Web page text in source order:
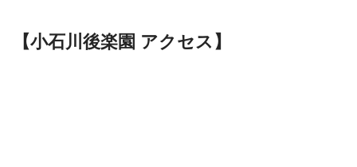
【小石川後楽園 アクセス】